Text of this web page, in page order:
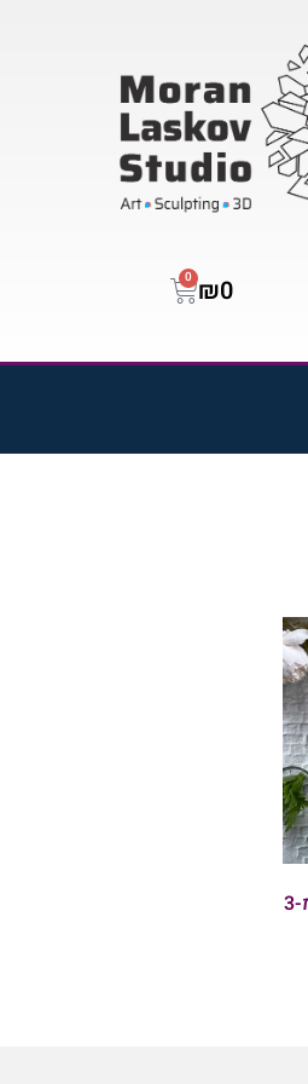
₪0
0
מגש פסח מודולרי המורכב מ-3